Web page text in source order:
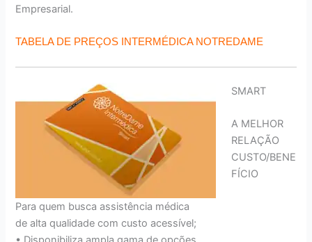
Empresarial.
TABELA DE PREÇOS INTERMÉDICA NOTREDAME
SMART
A MELHOR
RELAÇÃO
CUSTO/BENE
FÍCIO
Para quem busca assistência médica
de alta qualidade com custo acessível;